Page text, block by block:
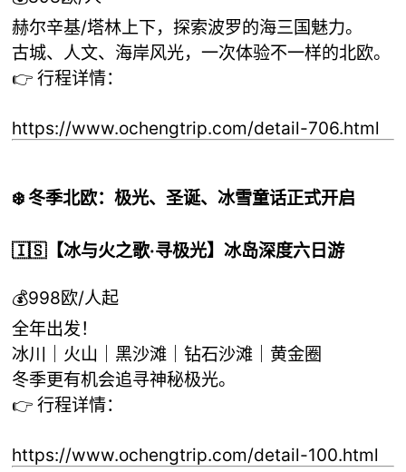
赫尔辛基/塔林上下，探索波罗的海三国魅力。
古城、人文、海岸风光，一次体验不一样的北欧。
👉 行程详情：
https://www.ochengtrip.com/detail-706.html
❄️ 冬季北欧：极光、圣诞、冰雪童话正式开启
🇮🇸【冰与火之歌·寻极光】冰岛深度六日游
💰998欧/人起
全年出发！
冰川｜火山｜黑沙滩｜钻石沙滩｜黄金圈
冬季更有机会追寻神秘极光。
👉 行程详情：
https://www.ochengtrip.com/detail-100.html